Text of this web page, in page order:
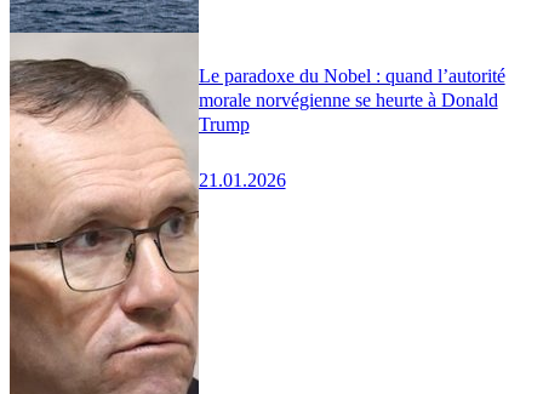
Le paradoxe du Nobel : quand l’autorité
morale norvégienne se heurte à Donald
Trump
21.01.2026